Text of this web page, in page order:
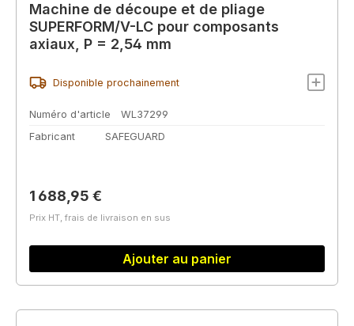
Machine de découpe et de pliage
SUPERFORM/V-LC pour composants
axiaux, P = 2,54 mm
Disponible prochainement
Numéro d'article
WL37299
Fabricant
SAFEGUARD
Prix régulier :
1 688,95 €
Prix HT, frais de livraison en sus
Ajouter au panier